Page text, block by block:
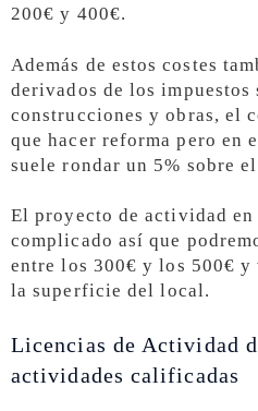
200€ y 400€.
Además de estos costes
derivados de los impuestos
construcciones y obras, el
que hacer reforma pero en
suele rondar un 5% sobre
El proyecto de actividad en
complicado así que
entre los 300€ y los 500€ y
la superficie del local.
Licencias de Actividad
actividades calificadas